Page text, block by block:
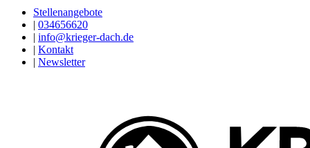
Stellenangebote
| 034656620
| info@krieger-dach.de
| Kontakt
| Newsletter